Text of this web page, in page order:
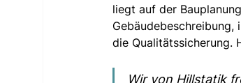
liegt auf der
die Qualitätssicherung.
Wir von Hillstatik